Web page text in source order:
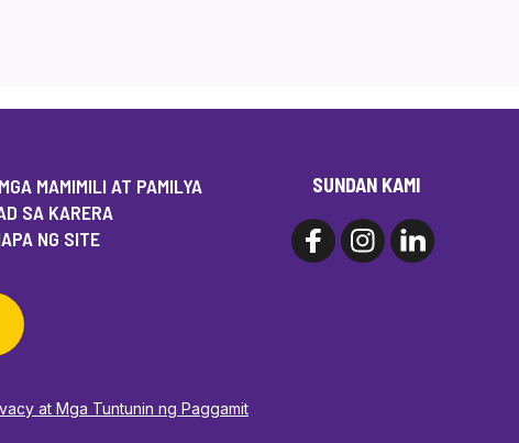
MGA MAMIMILI AT PAMILYA
SA KARERA
NG SITE
at Mga Tuntunin ng Paggamit
SUNDAN KAMI